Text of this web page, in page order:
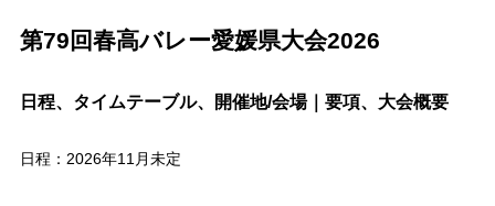
第79回春高バレー愛媛県大会2026
日程、タイムテーブル、開催地/会場｜要項、大会概要
日程：2026年11月未定